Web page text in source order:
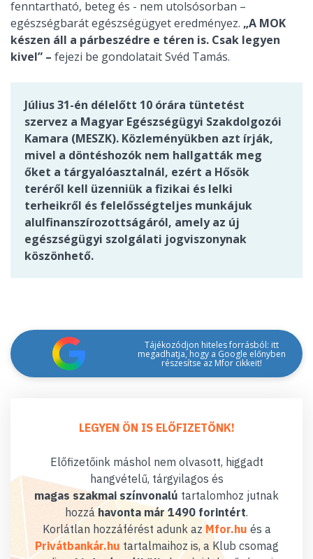
fenntartható, beteg és - nem utolsósorban –
egészségbarát egészségügyet eredményez. „A MOK
készen áll a párbeszédre e téren is. Csak legyen
kivel” – fejezi be gondolatait Svéd Tamás.
Július 31-én délelőtt 10 órára tüntetést
szervez a Magyar Egészségügyi Szakdolgozói
Kamara (MESZK). Közleményükben azt írják,
mivel a döntéshozók nem hallgatták meg
őket a tárgyalóasztalnál, ezért a Hősök
teréről kell üzenniük a fizikai és lelki
terheikről és felelősségteljes munkájuk
alulfinanszírozottságáról, amely az új
egészségügyi szolgálati jogviszonynak
köszönhető.
Tájékozódjon hiteles forrásból: itt
megadhatja, hogy a Google előnyben
részesítse az Mfor cikkeit!
LEGYEN ÖN IS ELŐFIZETŐNK!
Előfizetőink máshol nem olvasott, higgadt
hangvételű, tárgyilagos és
magas szakmai színvonalú tartalomhoz jutnak
hozzáhavonta már 1490 forintért.
Korlátlan hozzáférést adunk az Mfor.hu és a
Privátbankár.hu tartalmaihoz is, a Klub csomag